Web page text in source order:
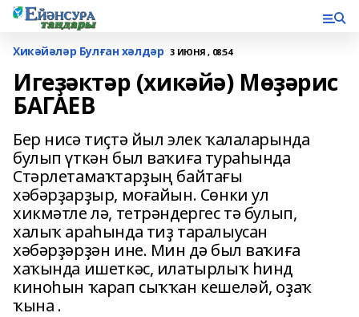
Хикәйәләр Булған хәлдәр 3 ИЮНЯ , 08:54
Игеҙәктәр (хикәйә) Мөҙәрис
БАГАЕВ
Бер нисә тиҫтә йыл элек ҡалаларында
булып үткән был ваҡиға тураһында
Стәрлетамаҡтарҙың байтағы
хәбәрҙарҙыр, моғайын. Сөнки ул
хикмәтле лә, тетрәндергес тә булып,
халыҡ араһында тиҙ таралыусан
хәбәрҙәрҙән ине. Мин дә был ваҡиға
хаҡында ишеткәс, илатырлыҡ һинд
киноһын ҡарап сыҡҡан кешеләй, оҙаҡ
ҡына .